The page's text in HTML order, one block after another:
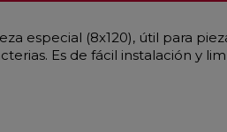
especial (8x120), útil para
Es de fácil instalación y